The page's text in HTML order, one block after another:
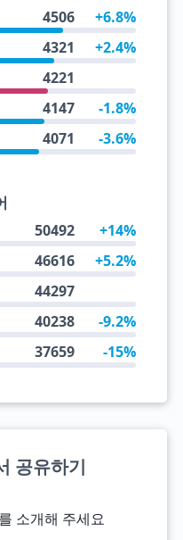
4506 +6.8%
4321 +2.4%
4221
4147 -1.8%
4071 -3.6%
50492 +14%
46616 +5.2%
44297
40238 -9.2%
37659 -15%
공유하기
소개해 주세요